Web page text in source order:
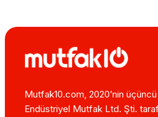
Mutfak10.com, 2020’nin
Endüstriyel Mutfak Ltd. Şti.